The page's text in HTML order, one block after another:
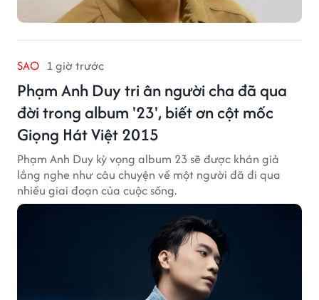
SAO 1 giờ trước
Phạm Anh Duy tri ân người cha đã qua
đời trong album '23', biết ơn cột mốc
Giọng Hát Việt 2015
Phạm Anh Duy kỳ vọng album 23 sẽ được khán giả
lắng nghe như câu chuyện về một người đã đi qua
nhiều giai đoạn của cuộc sống.